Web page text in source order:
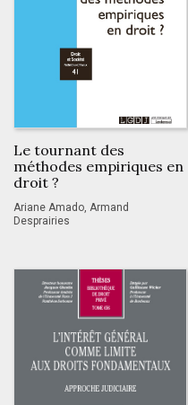
Le tournant des
méthodes empiriques en
droit ?
Ariane Amado, Armand
Desprairies